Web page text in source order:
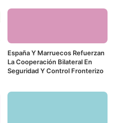
España Y Marruecos Refuerzan
La Cooperación Bilateral En
Seguridad Y Control Fronterizo